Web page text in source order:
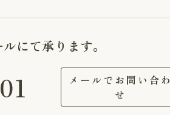
にて承ります。
メールでお問い合わ
せ